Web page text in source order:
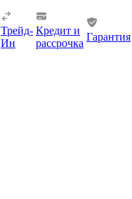
Трейд-
Ин
Кредит и
рассрочка
Гарантия